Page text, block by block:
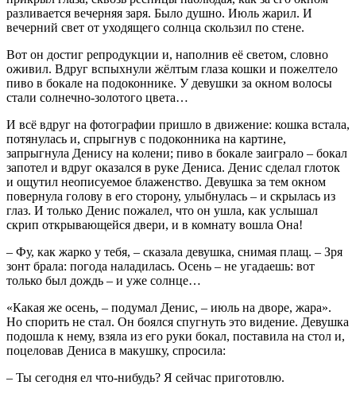
разливается вечерняя заря. Было душно. Июль жарил. И
вечерний свет от уходящего солнца скользил по стене.
Вот он достиг репродукции и, наполнив её светом, словно
оживил. Вдруг вспыхнули жёлтым глаза кошки и пожелтело
пиво в бокале на подоконнике. У девушки за окном волосы
стали солнечно-золотого цвета…
И всё вдруг на фотографии пришло в движение: кошка встала,
потянулась и, спрыгнув с подоконника на картине,
запрыгнула Денису на колени; пиво в бокале заиграло – бокал
запотел и вдруг оказался в руке Дениса. Денис сделал глоток
и ощутил неописуемое блаженство. Девушка за тем окном
повернула голову в его сторону, улыбнулась – и скрылась из
глаз. И только Денис пожалел, что он ушла, как услышал
скрип открывающейся двери, и в комнату вошла Она!
– Фу, как жарко у тебя, – сказала девушка, снимая плащ. – Зря
зонт брала: погода наладилась. Осень – не угадаешь: вот
только был дождь – и уже солнце…
«Какая же осень, – подумал Денис, – июль на дворе, жара».
Но спорить не стал. Он боялся спугнуть это видение. Девушка
подошла к нему, взяла из его руки бокал, поставила на стол и,
поцеловав Дениса в макушку, спросила:
– Ты сегодня ел что-нибудь? Я сейчас приготовлю.